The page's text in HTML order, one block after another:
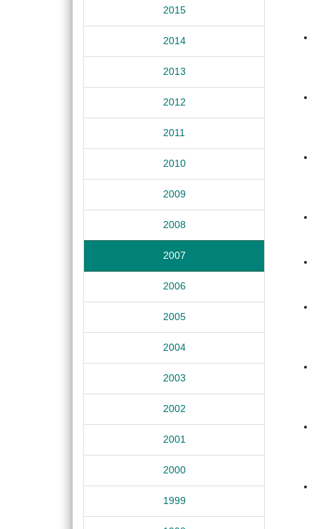
2015
2014
2013
2012
2011
2010
2009
2008
2007
2006
2005
2004
2003
2002
2001
2000
1999